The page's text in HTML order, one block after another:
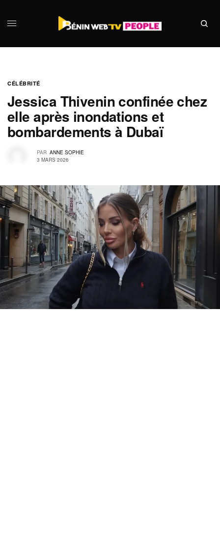
CÉLÉBRITÉ
Jessica Thivenin confinée chez
elle après inondations et
bombardements à Dubaï
PAR ANNE SOPHIE
3 MARS 2026